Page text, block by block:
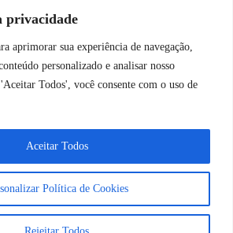
privacidade
aprimorar sua experiência de navegação,
personalizado e analisar nosso
Todos', você consente com o uso de
Política de Cookies
Rejeitar Todos
Aceitar Todos
Acesso
acessos
Tech
e descobrir como
lo hoje?
Abrir bate-papo